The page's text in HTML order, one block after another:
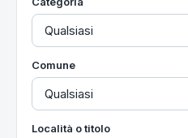
Utilità
Comune
Località o titolo